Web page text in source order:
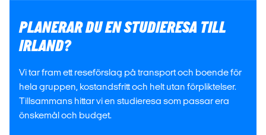
PLANERAR DU EN STUDIERESA TILL
IRLAND?
Vi tar fram ett reseförslag på transport och boende för
hela gruppen, kostandsfritt och helt utan förpliktelser.
Tillsammans hittar vi en studieresa som passar era
önskemål och budget.